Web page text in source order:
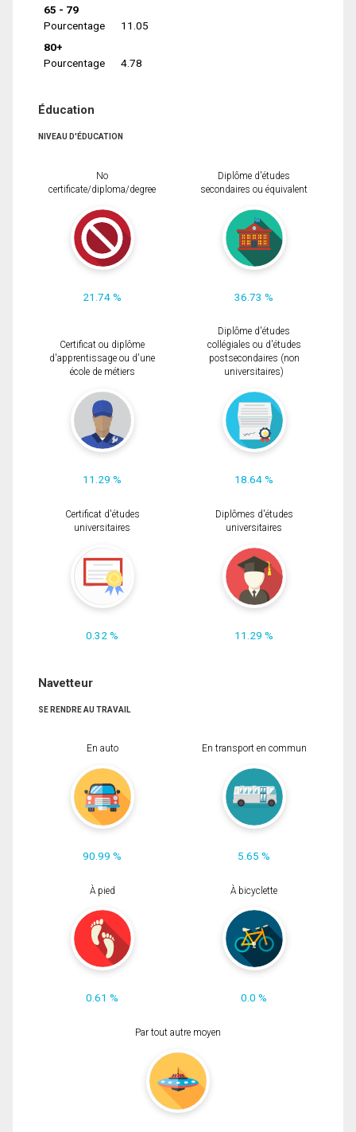
65 - 79
Pourcentage
11.05
80+
Pourcentage
4.78
Éducation
NIVEAU D'ÉDUCATION
No
certificate/diploma/degree
21.74 %
Diplôme d'études
secondaires ou équivalent
36.73 %
Certificat ou diplôme
d'apprentissage ou d'une
école de métiers
11.29 %
Diplôme d'études
collégiales ou d'études
postsecondaires (non
universitaires)
18.64 %
Certificat d'études
universitaires
0.32 %
Diplômes d'études
universitaires
11.29 %
Navetteur
SE RENDRE AU TRAVAIL
En auto
90.99 %
En transport en commun
5.65 %
À pied
0.61 %
À bicyclette
0.0 %
Par tout autre moyen